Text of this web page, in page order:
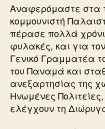
Αναφερόμαστε στα
κομμουνιστή
πέρασε πολλά
φυλακές, και για
Γενικό Γραμματέα
του Παναμά και
ανεξαρτησίας της
Ηνωμένες
ελέγχουν τη